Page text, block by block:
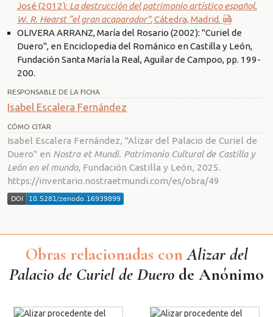
José (2012): La destrucción del patrimonio artístico español.
W. R. Hearst “el gran acaparador", Cátedra, Madrid.
OLIVERA ARRANZ, María del Rosario (2002): "Curiel de
Duero", en Enciclopedia del Románico en Castilla y León,
Fundación Santa María la Real, Aguilar de Campoo, pp. 199-
200.
RESPONSABLE DE LA FICHA
Isabel Escalera Fernández
CÓMO CITAR
Isabel Escalera Fernández, "Alizar del Palacio de Curiel de
Duero" en Nostra et Mundi. Patrimonio Cultural de Castilla y
León en el mundo, Fundación Castilla y León, 2025.
https://inventario.nostraetmundi.com/es/obra/49
Obras relacionadas con Alizar del
Palacio de Curiel de Duero de Anónimo